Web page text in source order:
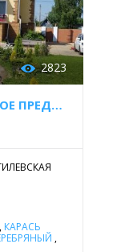
2823
УСАДЬБА "ЧИГИРИНСКОЕ ПРЕДМЕСТЬЕ"
КАРАСЬ
,